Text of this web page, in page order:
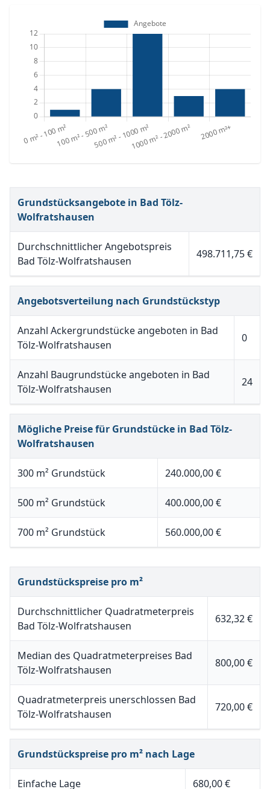
Grundstücksangebote in Bad Tölz-
Wolfratshausen
Durchschnittlicher Angebotspreis
Bad Tölz-Wolfratshausen
498.711,75 €
Angebotsverteilung nach Grundstückstyp
Anzahl Ackergrundstücke angeboten in Bad
Tölz-Wolfratshausen
0
Anzahl Baugrundstücke angeboten in Bad
Tölz-Wolfratshausen
24
Mögliche Preise für Grundstücke in Bad Tölz-
Wolfratshausen
300 m² Grundstück 240.000,00 €
500 m² Grundstück 400.000,00 €
700 m² Grundstück 560.000,00 €
Grundstückspreise pro m²
Durchschnittlicher Quadratmeterpreis
Bad Tölz-Wolfratshausen
632,32 €
Median des Quadratmeterpreises Bad
Tölz-Wolfratshausen
800,00 €
Quadratmeterpreis unerschlossen Bad
Tölz-Wolfratshausen
720,00 €
Grundstückspreise pro m² nach Lage
Einfache Lage 680,00 €